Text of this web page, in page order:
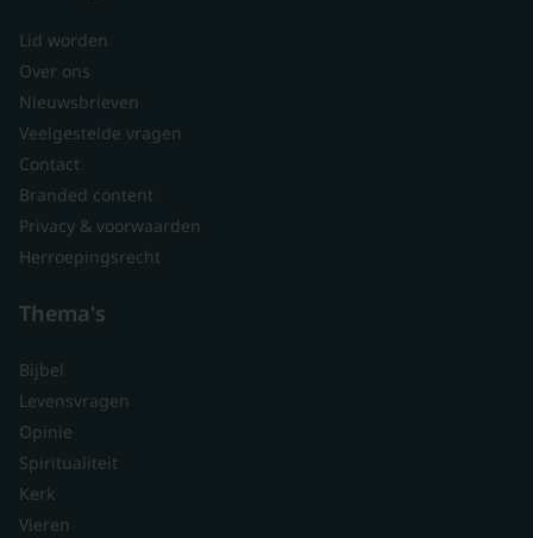
Lid worden
Over ons
Nieuwsbrieven
Veelgestelde vragen
Contact
Branded content
Privacy & voorwaarden
Herroepingsrecht
Thema's
Bijbel
Levensvragen
Opinie
Spiritualiteit
Kerk
Vieren